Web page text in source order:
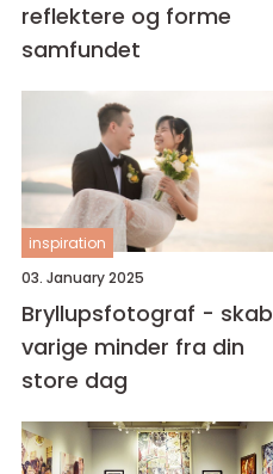
reflektere og forme
samfundet
inspiration
03. January 2025
Bryllupsfotograf - skab
varige minder fra din
store dag